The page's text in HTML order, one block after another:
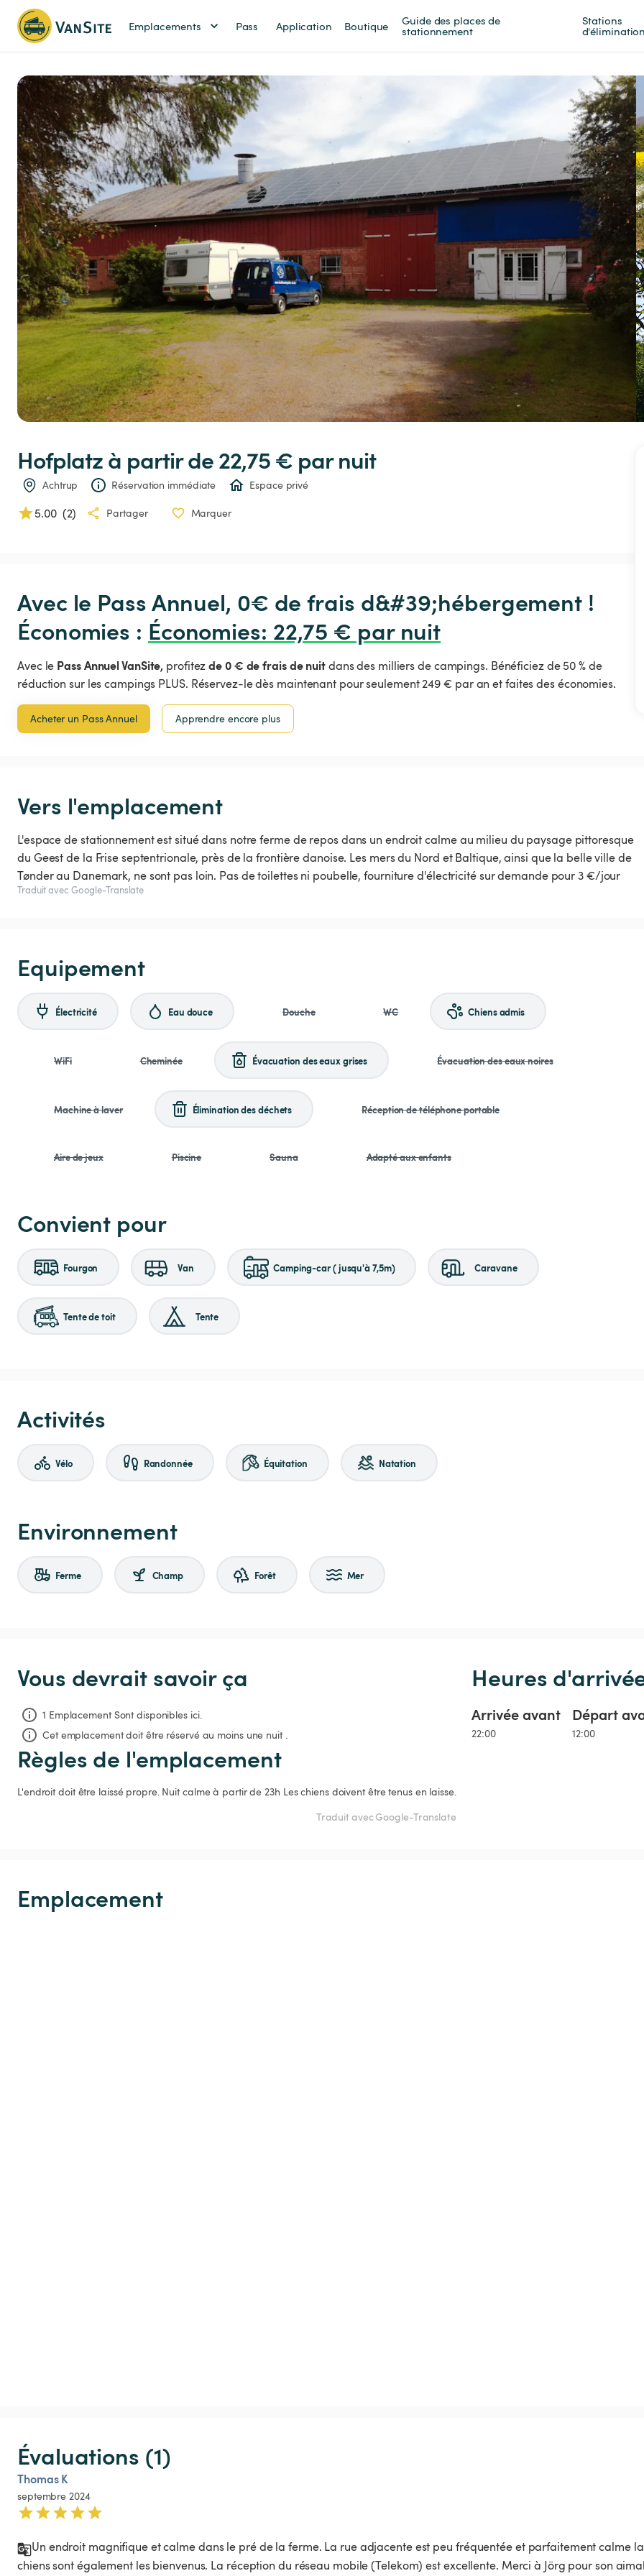
Emplacements Pass Application Boutique Guide des places de
stationnement
Stations
d'élimination
Hofplatz à partir de 22,75 € par nuit
Achtrup Réservation immédiate Espace privé
5.00 (2) Partager Marquer
Avec le Pass Annuel, 0€ de frais d&#39;hébergement !
Économies : Économies: 22,75 € par nuit
Avec le Pass Annuel VanSite, profitezde 0 € de frais de nuitdans des milliers de campings. Bénéficiez de 50 % de
réduction sur les campings PLUS. Réservez-le dès maintenant pour seulement 249 € par an et faites des économies.
Acheter un Pass Annuel Apprendre encore plus
Vers l'emplacement
L'espace de stationnement est situé dans notre ferme de repos dans un endroit calme au milieu du paysage pittoresque
du Geest de la Frise septentrionale, près de la frontière danoise. Les mers du Nord et Baltique, ainsi que la belle ville de
Tønder au Danemark, ne sont pas loin. Pas de toilettes ni poubelle, fourniture d'électricité sur demande pour 3 €/jour
Traduit avec Google-Translate
Equipement
Électricité Eau douce Douche WC Chiens admis
WiFi Cheminée Évacuation des eaux grises Évacuation des eaux noires
Machine à laver Élimination des déchets Réception de téléphone portable
Aire de jeux Piscine Sauna Adapté aux enfants
Convient pour
Fourgon Van Camping-car (jusqu'à 7,5m) Caravane
Tente de toit Tente
Activités
Vélo Randonnée Équitation Natation
Environnement
Ferme Champ Forêt Mer
Vous devrait savoir ça
1 Emplacement Sont disponibles ici.
Cet emplacement doit être réservé au moins une nuit .
Heures
Arrivée avant
22:00
Départ
12:00
Règles de l'emplacement
L'endroit doit être laissé propre. Nuit calme à partir de 23h Les chiens doivent être tenus en laisse.
Traduit avec Google-Translate
Emplacement
Évaluations (1)
Thomas K
septembre 2024
Un endroit magnifique et calme dans le pré de la ferme. La rue adjacente est peu fréquentée et parfaitement calme
chiens sont également les bienvenus. La réception du réseau mobile (Telekom) est excellente. Merci à Jörg pour son